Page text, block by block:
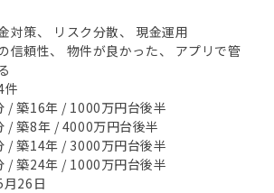
対策、 リスク分散、 現金運用
信頼性、 物件が良かった、 アプリで管
件
/ 築16年 / 1000万円台後半
/ 築8年 / 4000万円台後半
/ 築14年 / 3000万円台後半
/ 築24年 / 1000万円台後半
26日